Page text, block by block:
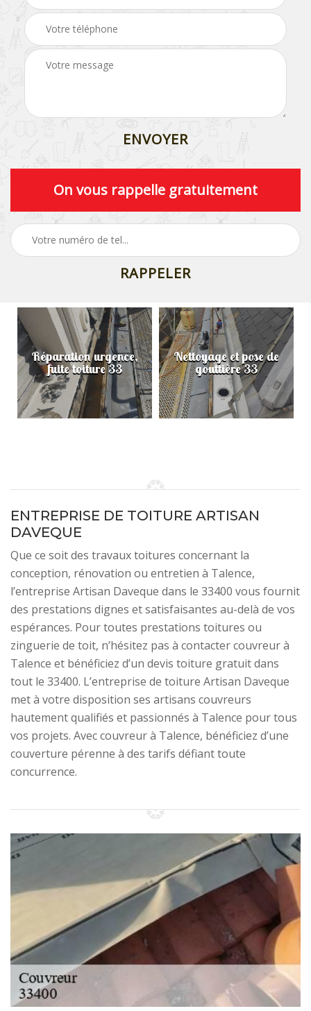
On vous rappelle gratuitement
Réparation urgence,
fuite toiture 33
Nettoyage et pose de
gouttière 33
ENTREPRISE DE TOITURE ARTISAN
DAVEQUE
Que ce soit des travaux toitures concernant la
conception, rénovation ou entretien à Talence,
l’entreprise Artisan Daveque dans le 33400 vous fournit
des prestations dignes et satisfaisantes au-delà de vos
espérances. Pour toutes prestations toitures ou
zinguerie de toit, n’hésitez pas à contacter couvreur à
Talence et bénéficiez d’un devis toiture gratuit dans
tout le 33400. L’entreprise de toiture Artisan Daveque
met à votre disposition ses artisans couvreurs
hautement qualifiés et passionnés à Talence pour tous
vos projets. Avec couvreur à Talence, bénéficiez d’une
couverture pérenne à des tarifs défiant toute
concurrence.